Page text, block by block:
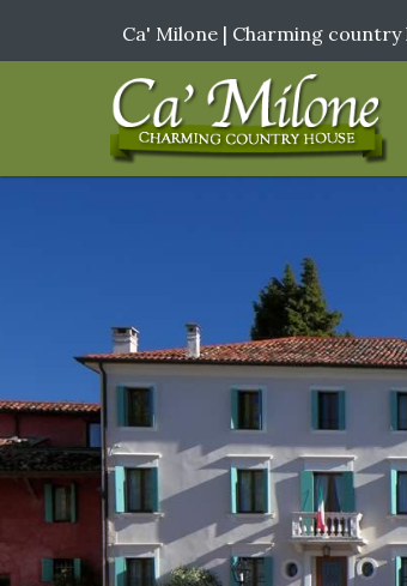
Ca' Milone | Charming country